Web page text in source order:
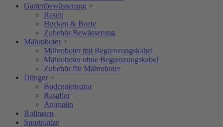
Gartenbewässerung >
Rasen
Hecken & Beete
Zubehör Bewässerung
Mähroboter >
Mähroboter mit Begrenzungskabel
Mähroboter ohne Begrenzungskabel
Zubehör für Mähroboter
Dünger >
Bodenaktivator
Rasaflor
Animalin
Rollrasen
Sportplätze